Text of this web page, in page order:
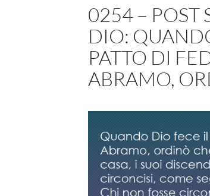
0254 – POST
DIO:
PATTO DI
ABRAMO,